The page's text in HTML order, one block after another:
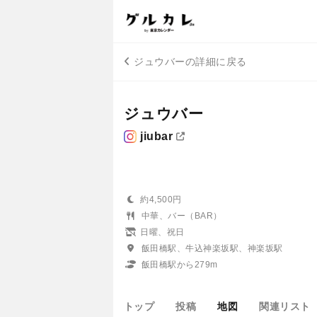
ジュウバーの詳細に戻る
ジュウバー
jiubar
約4,500円
中華、バー（BAR）
日曜、祝日
飯田橋駅、牛込神楽坂駅、神楽坂駅
飯田橋駅から279m
トップ 投稿 地図 関連リスト